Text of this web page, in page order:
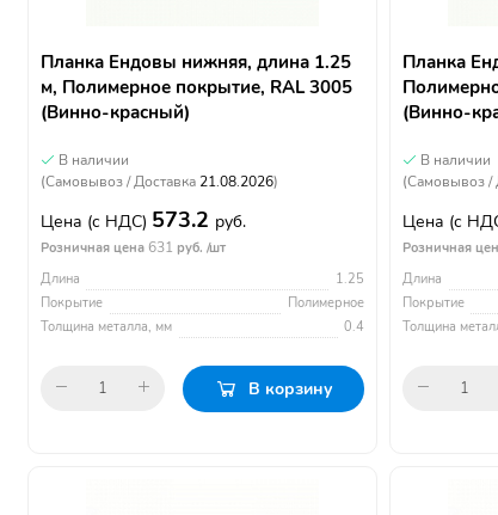
Планка Ендовы нижняя, длина 1.25
м, Полимерное покрытие, RAL 3005
(Винно-красный)
В наличии
(Самовывоз / Доставка 21.08.2026)
Цена (с НДС) 573.2 руб.
Розничная цена 631 руб. /шт
Длина
1.25
Покрытие
Полимерное
Толщина металла, мм
0.4
В корзину
Планка
(Винно-
В наличии
(Самовывоз /
Цена (с
Розничная
Длина
Покрытие
Толщина